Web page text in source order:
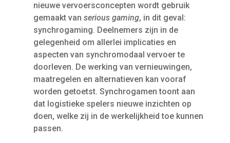
nieuwe vervoersconcepten wordt gebruik
gemaakt van serious gaming, in dit geval:
synchrogaming. Deelnemers zijn in de
gelegenheid om allerlei implicaties en
aspecten van synchromodaal vervoer te
doorleven. De werking van vernieuwingen,
maatregelen en alternatieven kan vooraf
worden getoetst. Synchrogamen toont aan
dat logistieke spelers nieuwe inzichten op
doen, welke zij in de werkelijkheid toe kunnen
passen.